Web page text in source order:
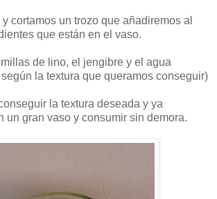
cortamos un trozo que añadiremos al
que están en el vaso.
de lino, el jengibre y el agua
la textura que queramos conseguir)
la textura deseada y ya
un gran vaso y consumir sin demora.